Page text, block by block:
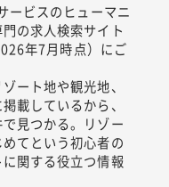
ービスのヒューマニ
の求人検索サイト
年7月時点）にご
ート地や観光地、
載しているから、
見つかる。リゾー
てという初心者の
関する役立つ情報